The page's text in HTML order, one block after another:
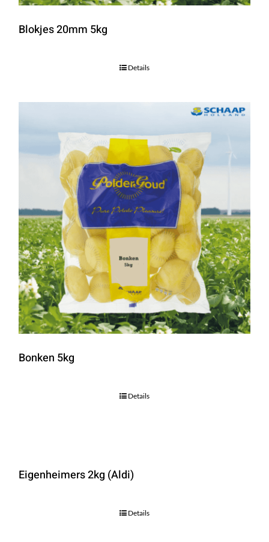
Blokjes 20mm 5kg
Details
Bonken 5kg
Details
Eigenheimers 2kg (Aldi)
Details